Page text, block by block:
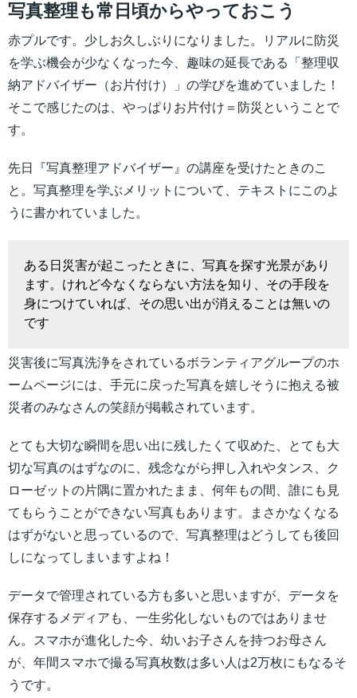
写真整理も常日頃からやっておこう
赤プルです。少しお久しぶりになりました。リアルに防災
を学ぶ機会が少なくなった今、趣味の延長である「整理収
納アドバイザー（お片付け）」の学びを進めていました！
そこで感じたのは、やっぱりお片付け＝防災ということで
す。
先日『写真整理アドバイザー』の講座を受けたときのこ
と。写真整理を学ぶメリットについて、テキストにこのよ
うに書かれていました。
ある日災害が起こったときに、写真を探す光景があり
ます。けれど今なくならない方法を知り、その手段を
身につけていれば、その思い出が消えることは無いの
です
災害後に写真洗浄をされているボランティアグループのホ
ームページには、手元に戻った写真を嬉しそうに抱える被
災者のみなさんの笑顔が掲載されています。
とても大切な瞬間を思い出に残したくて収めた、とても大
切な写真のはずなのに、残念ながら押し入れやタンス、ク
ローゼットの片隅に置かれたまま、何年もの間、誰にも見
てもらうことができない写真もあります。まさかなくなる
はずがないと思っているので、写真整理はどうしても後回
しになってしまいますよね！
データで管理されている方も多いと思いますが、データを
保存するメディアも、一生劣化しないものではありませ
ん。スマホが進化した今、幼いお子さんを持つお母さん
が、年間スマホで撮る写真枚数は多い人は2万枚にもなるそ
うです。